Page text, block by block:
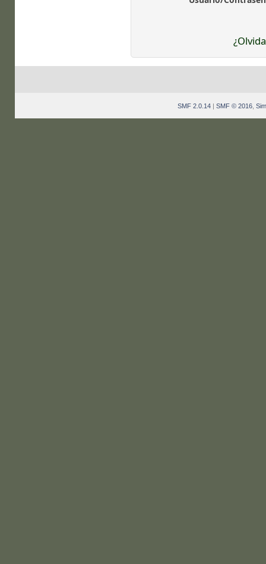
SMF 2.0.14 | SMF © 2016